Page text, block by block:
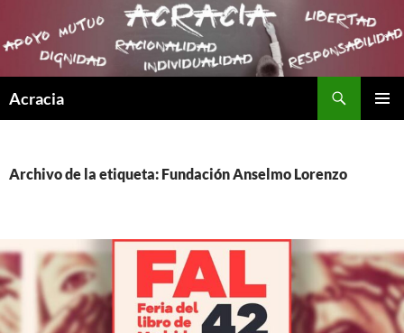
Acracia
Archivo de la etiqueta: Fundación Anselmo Lorenzo